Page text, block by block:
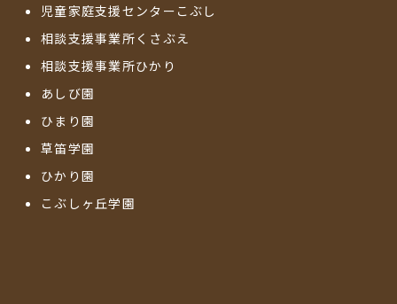
児童家庭支援センターこぶし
相談支援事業所くさぶえ
相談支援事業所ひかり
あしび園
ひまり園
草笛学園
ひかり園
こぶしヶ丘学園